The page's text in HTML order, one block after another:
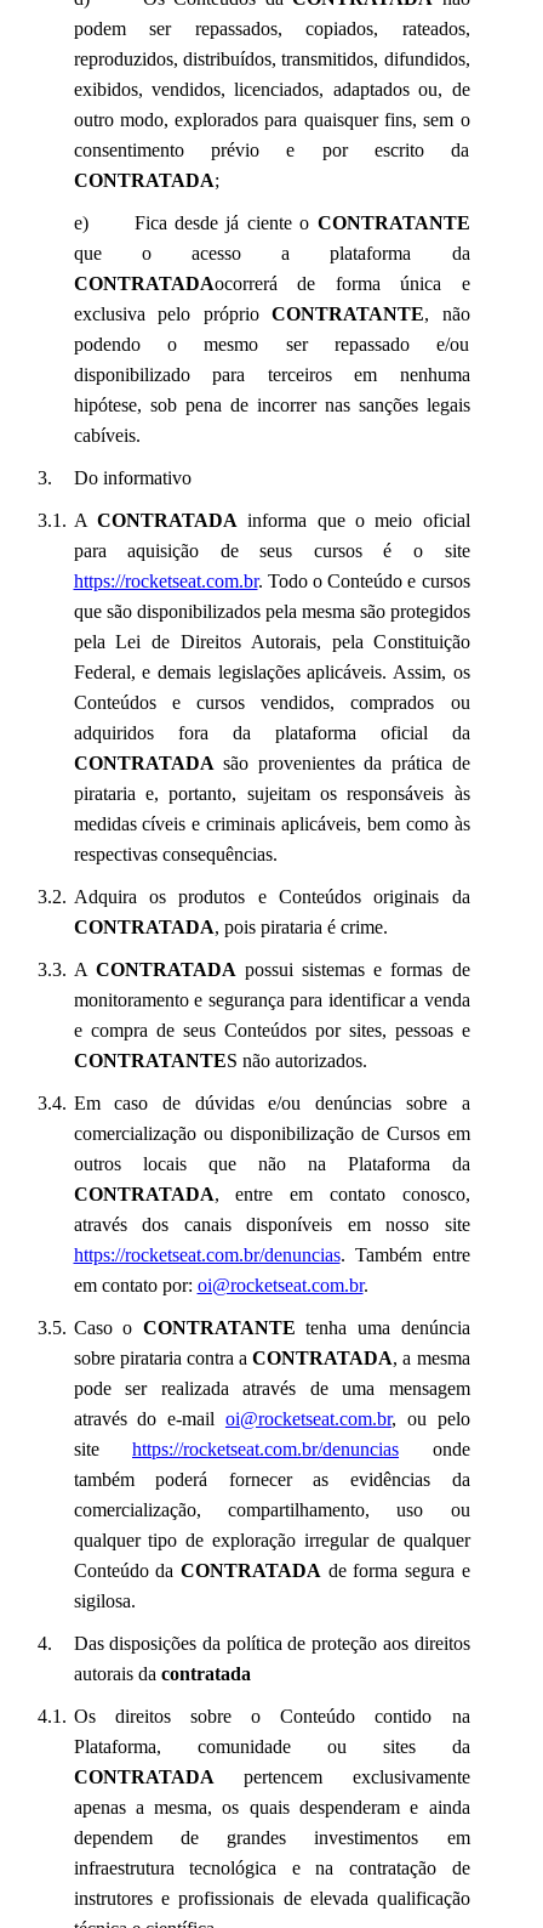
podem ser repassados, copiados, rateados,
reproduzidos, distribuídos, transmitidos, difundidos,
exibidos, vendidos, licenciados, adaptados ou, de
outro modo, explorados para quaisquer fins, sem o
consentimento prévio e por escrito da
CONTRATADA;
e) Fica desde já ciente o CONTRATANTE
que o acesso a plataforma da
CONTRATADAocorrerá de forma única e
exclusiva pelo próprio
CONTRATANTE, não
podendo o mesmo ser repassado e/ou
disponibilizado para terceiros em nenhuma
hipótese, sob pena de incorrer nas sanções legais
cabíveis.
Do informativo
A CONTRATADAinforma que o meio oficial
para aquisição de seus cursos é o site
https://rocketseat.com.br. Todo o Conteúdo e cursos
que são disponibilizados pela mesma são protegidos
pela Lei de Direitos Autorais, pela Constituição
Federal, e demais legislações aplicáveis. Assim, os
Conteúdos e cursos vendidos, comprados ou
adquiridos fora da plataforma oficial da
CONTRATADAsão provenientes da prática de
pirataria e, portanto, sujeitam os responsáveis às
medidas cíveis e criminais aplicáveis, bem como às
respectivas consequências.
Adquira os produtos e Conteúdos originais da
CONTRATADA, pois pirataria é crime.
A CONTRATADApossui sistemas e formas de
monitoramento e segurança para identificar a venda
e compra de seus Conteúdos por sites, pessoas e
CONTRATANTES não autorizados.
Em caso de dúvidas e/ou denúncias sobre a
comercialização ou disponibilização de Cursos em
outros locais que não na Plataforma da
CONTRATADA, entre em contato conosco,
através dos canais disponíveis em nosso site
https://rocketseat.com.br/denuncias. Também entre
em contato por: oi@rocketseat.com.br.
Caso o CONTRATANTE tenha uma denúncia
sobre pirataria contra aCONTRATADA, a mesma
pode ser realizada através de uma mensagem
através do e-mail oi@rocketseat.com.br, ou pelo
site
https://rocketseat.com.br/denuncias
onde
também poderá fornecer as evidências da
comercialização, compartilhamento, uso ou
qualquer tipo de exploração irregular de qualquer
Conteúdo da CONTRATADAde forma segura e
sigilosa.
Das disposições da política de proteção aos direitos
autorais da contratada
Os direitos sobre o Conteúdo contido na
Plataforma, comunidade ou sites da
CONTRATADA
pertencem exclusivamente
apenas a mesma, os quais despenderam e ainda
dependem de grandes investimentos em
infraestrutura tecnológica e na contratação de
instrutores e profissionais de elevada qualificação